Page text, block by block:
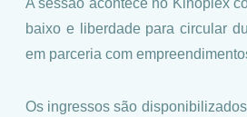
A sessão acontece no Kinoplex
baixo e liberdade para circular
em parceria com
Os ingressos são